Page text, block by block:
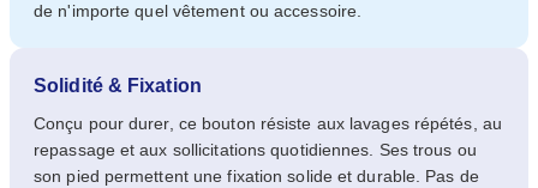
de n'importe quel vêtement ou accessoire.
Solidité & Fixation
Conçu pour durer, ce bouton résiste aux lavages répétés, au
repassage et aux sollicitations quotidiennes. Ses trous ou
son pied permettent une fixation solide et durable. Pas de